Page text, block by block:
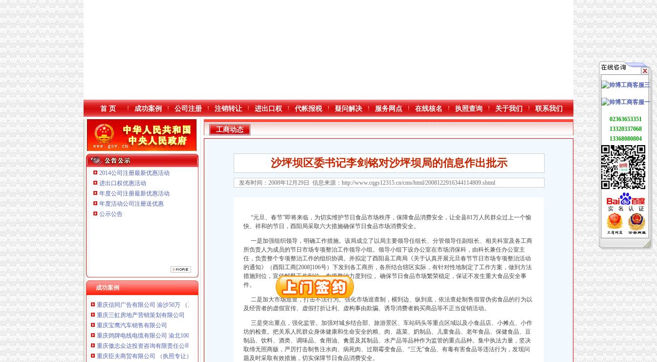
本站导航
首 页 成功案例 公司注册 注销转让 进出口权 代帐报税 疑问解决 服务网点 在线核名 执照查询 关于我们 联系我们
2014公司注册最新优惠活动
进出口权优惠活动
年度公司注册最新优惠活动
年度活动公司注册送优惠
公示公告
成功案例
重庆鸽牌电线电缆有限公司 渝北10010万 (进出口权)
重庆傲志众达投资咨询有限责任公司 渝九1000万 （增资）
重庆海谛升进出口贸易有限公司 渝北100万 （进出口权）
重庆奕欣锦诚商贸有限公司 渝九50万 （工商注册）
重庆信同广告有限公司 渝沙50万 （工商注册）
重庆三虹房地产营销策划有限公司
重庆宝鹰汽车销售有限公司
重庆鸽牌电线电缆有限公司 渝北10010万 (进出口权)
重庆傲志众达投资咨询有限责任公司 渝九1000万 （增资）
重庆臣夫商贸有限公司 （执照专让）
重庆卿倾商贸有限责任公司 渝江100万 （工商注册）
工商动态
沙坪坝区委书记李剑铭对沙坪坝局的信息作出批示
发布时间：2008年12月29日 信息来源： http://www.cqgs12315.cn/cms/html/2008122916344114809.shtml
“元旦、春节”即将来临，为切实维护节日食品市场秩序，保障食品消费安全，让全县81万人民群众过上一个愉
快、祥和的节日，酉阳局采取六大措施确保节日食品市场消费安全。
一是加强组织领导，明确工作措施。该局成立了以局主要领导任组长、分管领导任副组长、相关科室及各工商
所负责人为成员的节日市场专项整治工作领导小组。领导小组下设办公室在市场消保科，由科长兼任办公室主
任，负责整个专项整治工作的组织协调。并拟定了酉阳县工商局《关于认真开展元旦春节节日市场专项整治活动
的通知》（酉阳工商[2008]106号）下发到各工商所，各所结合辖区实际，有针对性地制定了工作方案，做到方法
措施到位，宣传解释工作到位，专项整治力度到位 。确保节日食品市场繁荣稳定，保证不发生重大食品安全事
件。
二是加大市场巡查，打击不法行为。强化市场巡查制，横到边、纵到底，依法查处制售假冒伪劣食品的行为以
及经营者的虚假宣传、虚假打折让利、虚构事由欺骗、诱导消费者购买商品等不正当促销活动。
三是突出重点，强化监管。加强对城乡结合部、旅游景区、车站码头等重点区域以及小食品店、小摊点、小作
坊的检查。把关系人民群众身体健康和生命安全的粮、肉、蔬菜、奶制品、儿童食品、老年食品、保健食品、豆
制品、饮料、酒类、调味品、食用油、禽蛋及其制品、水产品等品种作为监管的重点品种。集中执法力量，坚决
取缔无照商贩，严厉打击制售注水肉、病死肉、过期霉变食品、“三无”食品、有毒有害食品等违法行为，发现问
题及时采取有效措施，切实保障节日食品消费安全。
02363653351
13320337068
13368080804